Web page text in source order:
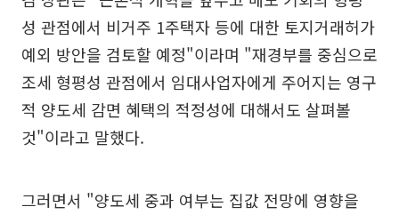
성 관점에서 비거주 1주택자 등에 대한 토지거래허가
예외 방안을 검토할 예정"이라며 "재경부를 중심으로
조세 형평성 관점에서 임대사업자에게 주어지는 영구
적 양도세 감면 혜택의 적정성에 대해서도 살펴볼
것"이라고 말했다.
그러면서 "양도세 중과 여부는 집값 전망에 영향을